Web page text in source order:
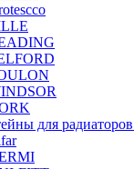
для радиаторов